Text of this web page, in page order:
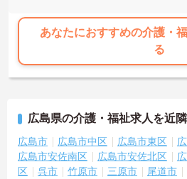
あなたにおすすめの介護・
る
広島県の介護・福祉求人を近
広島市 広島市中区 広島市東区
広島市安佐南区
広島市安佐北区
区
呉市 竹原市 三原市 尾道市